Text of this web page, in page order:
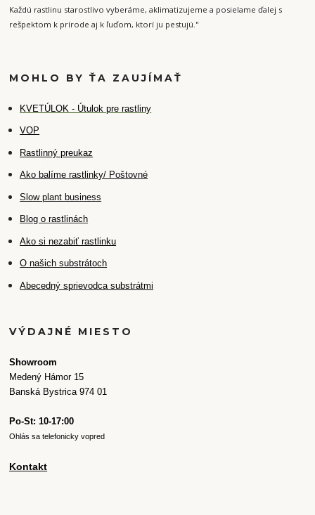
Každú rastlinu starostlivo vyberáme, aklimatizujeme a posielame ďalej s
rešpektom k prírode aj k ľuďom, ktorí ju pestujú."
MOHLO BY ŤA ZAUJÍMAŤ
KVETÚLOK - Útulok pre rastliny
VOP
Rastlinný preukaz
Ako balíme rastlinky/ Poštovné
Slow plant business
Blog o rastlinách
Ako si nezabiť rastlinku
O našich substrátoch
Abecedný sprievodca substrátmi
VÝDAJNÉ MIESTO
Showroom
Medený Hámor 15
Banská Bystrica 974 01
Po-St: 10-17:00
Ohlás sa telefonicky vopred
Kontakt